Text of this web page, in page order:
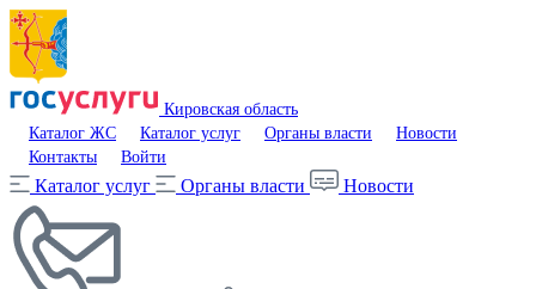
Кировская область
Каталог ЖС
Каталог услуг Органы власти
Новости
Контакты
Войти
Каталог услуг Органы власти Новости